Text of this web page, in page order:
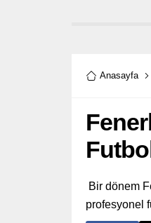
Anasayfa
Bir dönem
profesyonel